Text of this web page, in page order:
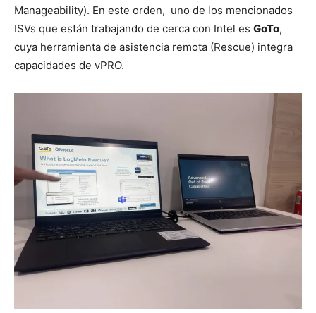
Manageability). En este orden, uno de los mencionados
ISVs que están trabajando de cerca con Intel es GoTo,
cuya herramienta de asistencia remota (Rescue) integra
capacidades de vPRO.